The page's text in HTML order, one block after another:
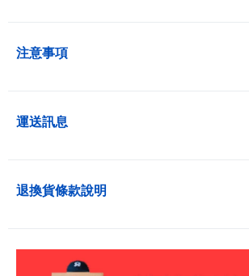
注意事項
運送訊息
退換貨條款說明